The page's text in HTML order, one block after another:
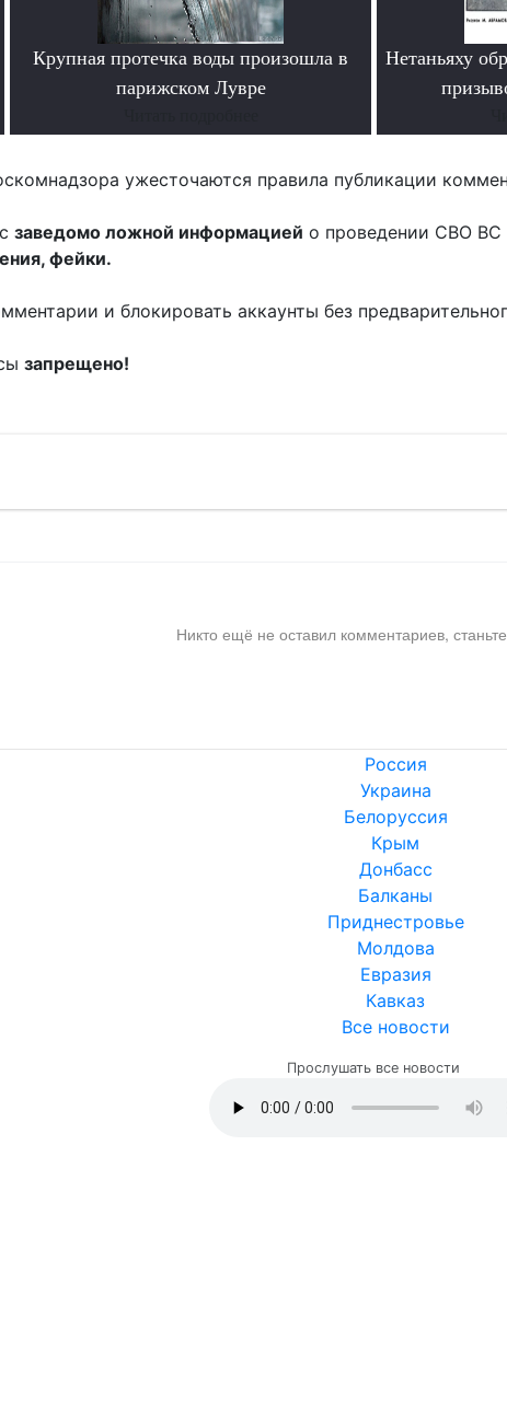
Крупная протечка воды произошла в
парижском Лувре
Нетаньяху
ужесточаются правила публикации
заведомо ложной информацией о проведении СВО
фейки.
и блокировать аккаунты без
запрещено!
Никто ещё не оставил комментариев,
Россия
Украина
Белоруссия
Крым
Донбасс
Балканы
Приднестровье
Молдова
Евразия
Кавказ
Все новости
Прослушать все новости